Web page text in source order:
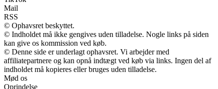
Mail
RSS
© Ophavsret beskyttet.
© Indholdet må ikke gengives uden tilladelse. Nogle links på siden
kan give os kommission ved køb.
© Denne side er underlagt ophavsret. Vi arbejder med
affiliatepartnere og kan opnå indtægt ved køb via links. Ingen del af
indholdet må kopieres eller bruges uden tilladelse.
Mød os
Oprindelse